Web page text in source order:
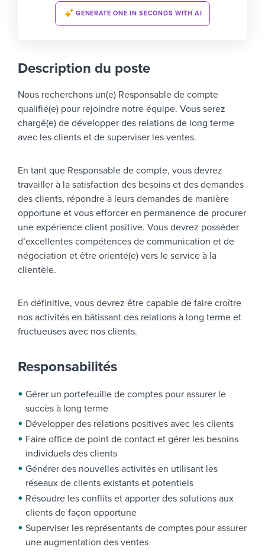
GENERATE ONE IN SECONDS WITH AI
Description du poste
Nous recherchons un(e) Responsable de compte
qualifié(e) pour rejoindre notre équipe. Vous serez
chargé(e) de développer des relations de long terme
avec les clients et de superviser les ventes.
En tant que Responsable de compte, vous devrez
travailler à la satisfaction des besoins et des demandes
des clients, répondre à leurs demandes de manière
opportune et vous efforcer en permanence de procurer
une expérience client positive. Vous devrez posséder
d’excellentes compétences de communication et de
négociation et être orienté(e) vers le service à la
clientèle.
En définitive, vous devrez être capable de faire croître
nos activités en bâtissant des relations à long terme et
fructueuses avec nos clients.
Responsabilités
Gérer un portefeuille de comptes pour assurer le
succès à long terme
Développer des relations positives avec les clients
Faire office de point de contact et gérer les besoins
individuels des clients
Générer des nouvelles activités en utilisant les
réseaux de clients existants et potentiels
Résoudre les conflits et apporter des solutions aux
clients de façon opportune
Superviser les représentants de comptes pour assurer
une augmentation des ventes